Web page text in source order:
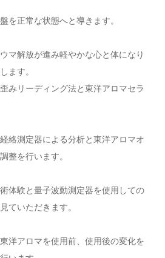
を正常な状態へと導きます。
マ解放が進み軽やかな心と体になり
ます。
みリーディング法と東洋アロマセラ
絡測定器による分析と東洋アロマオ
整を行います。
体験と量子波動測定器を使用しての
ていただきます。
洋アロマを使用前、使用後の変化を